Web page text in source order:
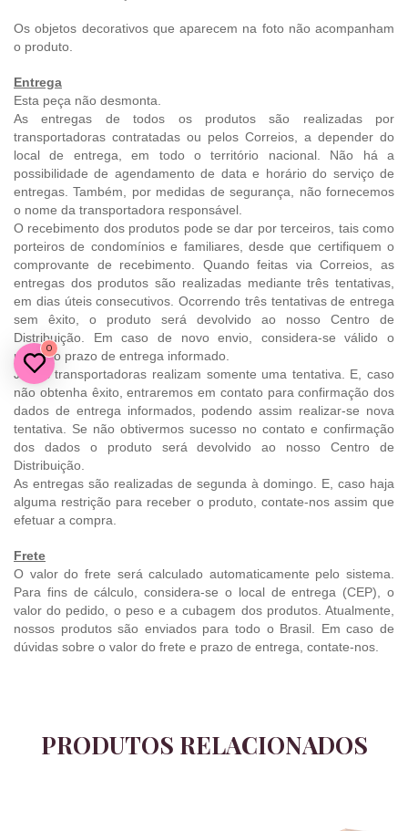
Os objetos decorativos que aparecem na foto não acompanham
o produto.
Entrega
Esta peça não desmonta.
As entregas de todos os produtos são realizadas por
transportadoras contratadas ou pelos Correios, a depender do
local de entrega, em todo o território nacional. Não há a
possibilidade de agendamento de data e horário do serviço de
entregas. Também, por medidas de segurança, não fornecemos
o nome da transportadora responsável.
O recebimento dos produtos pode se dar por terceiros, tais como
porteiros de condomínios e familiares, desde que certifiquem o
comprovante de recebimento. Quando feitas via Correios, as
entregas dos produtos são realizadas mediante três tentativas,
em dias úteis consecutivos. Ocorrendo três tentativas de entrega
sem êxito, o produto será devolvido ao nosso Centro de
Distribuição. Em caso de novo envio, considera-se válido o
primeiro prazo de entrega informado.
Já, as transportadoras realizam somente uma tentativa. E, caso
não obtenha êxito, entraremos em contato para confirmação dos
dados de entrega informados, podendo assim realizar-se nova
tentativa. Se não obtivermos sucesso no contato e confirmação
dos dados o produto será devolvido ao nosso Centro de
Distribuição.
As entregas são realizadas de segunda à domingo. E, caso haja
alguma restrição para receber o produto, contate-nos assim que
efetuar a compra.
Frete
O valor do frete será calculado automaticamente pelo sistema.
Para fins de cálculo, considera-se o local de entrega (CEP), o
valor do pedido, o peso e a cubagem dos produtos. Atualmente,
nossos produtos são enviados para todo o Brasil. Em caso de
dúvidas sobre o valor do frete e prazo de entrega, contate-nos.
PRODUTOS RELACIONADOS
0